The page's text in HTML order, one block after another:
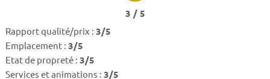
3 / 5
Rapport qualité/prix : 3/5
Emplacement : 3/5
Etat de propreté : 3/5
Services et animations : 3/5